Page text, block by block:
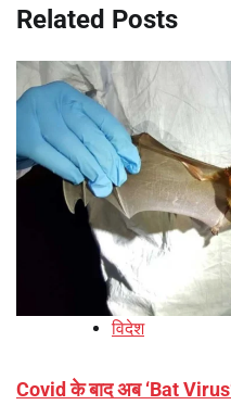
Related Posts
विदेश
Covid के बाद अब ‘Bat